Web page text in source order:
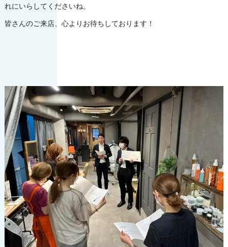
れにいらしてくださいね。
皆さんのご来店、心よりお待ちしております！